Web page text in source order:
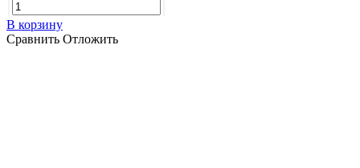
В корзину
Сравнить Отложить